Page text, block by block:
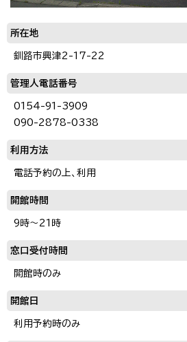
所在地
釧路市興津2-17-22
管理人電話番号
0154-91-3909
090-2878-0338
利用方法
電話予約の上、利用
開館時間
9時～21時
窓口受付時間
開館時のみ
開館日
利用予約時のみ